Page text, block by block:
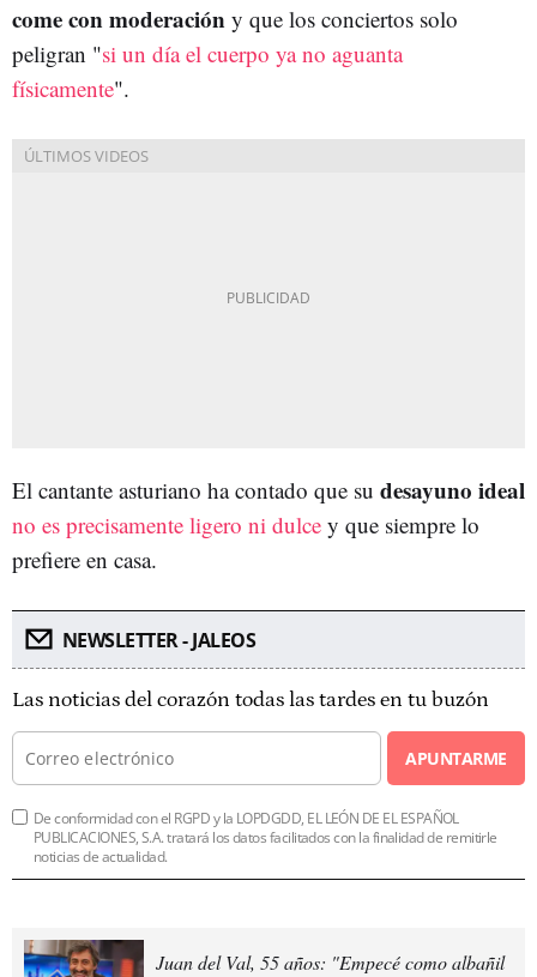
come con moderación y que los conciertos solo
peligran "si un día el cuerpo ya no aguanta
físicamente".
El cantante asturiano ha contado que su desayuno ideal
no es precisamente ligero ni dulce y que siempre lo
prefiere en casa.
NEWSLETTER - JALEOS
Las noticias del corazón todas las tardes en tu buzón
APUNTARME
De conformidad con el RGPD y la LOPDGDD, EL LEÓN DE EL ESPAÑOL
PUBLICACIONES, S.A. tratará los datos facilitados con la finalidad de remitirle
noticias de actualidad.
Juan del Val, 55 años: "Empecé como albañil